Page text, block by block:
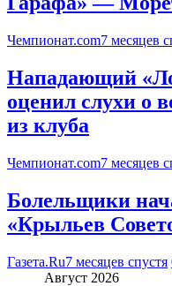
Чемпионат.com7 месяцев
Нападающий
оценил слухи о
из клуба
Чемпионат.com7 месяцев
Болельщики
«Крыльев
Газета.Ru7 месяцев спустя
Август 2026